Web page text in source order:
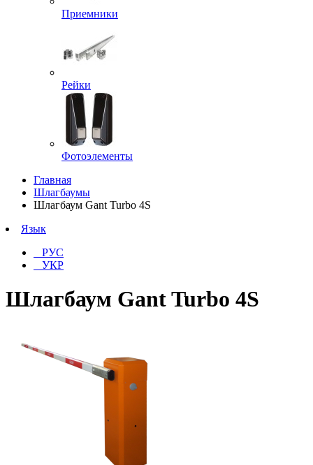
Приемники
Рейки
Фотоэлементы
Главная
Шлагбаумы
Шлагбаум Gant Turbo 4S
Язык
РУС
УКР
Шлагбаум Gant Turbo 4S